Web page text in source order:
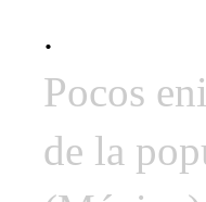
.
Pocos
de la